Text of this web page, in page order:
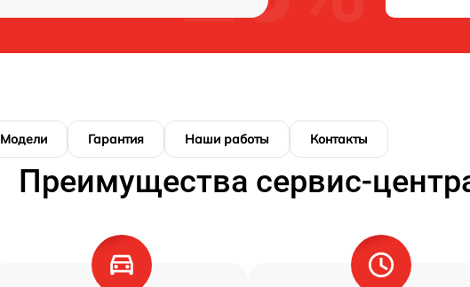
Модели Гарантия Наши работы Контакты
Преимущества сервис-